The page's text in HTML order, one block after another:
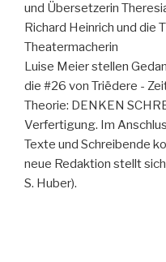
und Übersetzerin
Richard Heinrich und die
Theatermacherin
Luise Meier stellen
die #26 von Triëdere -
Theorie: DENKEN
Verfertigung. Im
Texte und Schreibende
neue Redaktion stellt
S. Huber).